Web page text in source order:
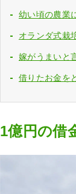
幼い頃の農業
オランダ式栽
嫁がうまいと
借りたお金を
1億円の借